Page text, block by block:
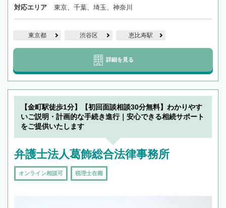
対応エリア 東京、千葉、埼玉、神奈川
東京都 渋谷区 恵比寿駅
詳細を見る
【金町駅徒歩1分】【初回面談相談30分無料】わかりやす
いご説明・計画的な手続き進行｜安心できる相続サポート
をご提供いたします
弁護士法人葛飾総合法律事務所
オンライン相談可 税理士在籍